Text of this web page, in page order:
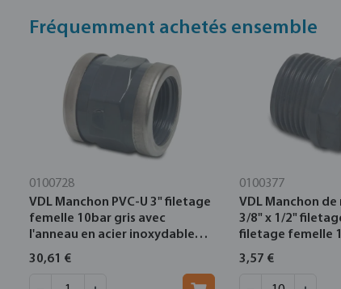
Fréquemment achetés ensemble
0100728
VDL Manchon PVC-U 3" filetage
femelle 10bar gris avec
l'anneau en acier inoxydable
type renforcement
30,61 €
0100377
VDL Manchon de
3/8" x 1/2"
filetage femelle
l'anneau en acier
type
3,57 €